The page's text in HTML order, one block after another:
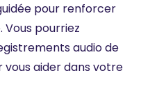
pour renforcer
pourriez
audio de
aider dans votre